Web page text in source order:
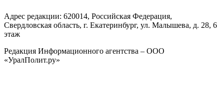
Адрес редакции: 620014, Российская Федерация,
Свердловская область, г. Екатеринбург, ул. Малышева, д. 28, 6
этаж
Редакция Информационного агентства – ООО
«УралПолит.ру»